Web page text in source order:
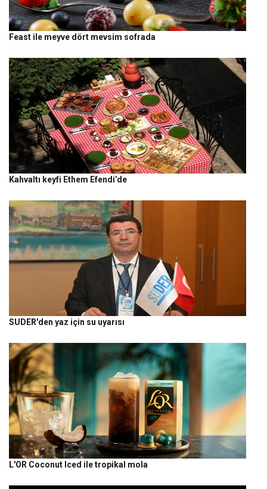
Feast ile meyve dört mevsim sofrada
Kahvaltı keyfi Ethem Efendi’de
SUDER'den yaz için su uyarısı
L'OR Coconut Iced ile tropikal mola